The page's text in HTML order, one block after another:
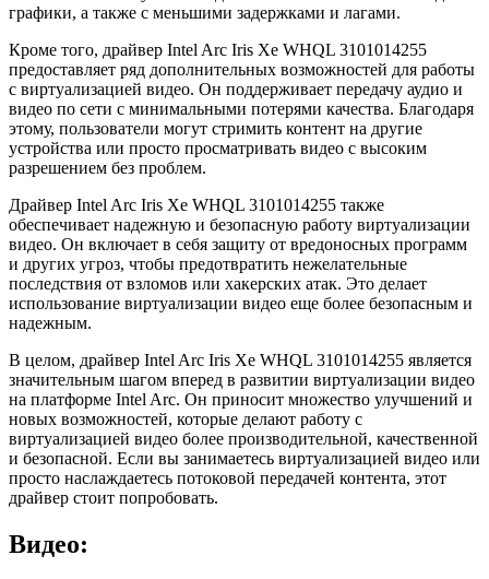
графики, а также с меньшими задержками и лагами.
Кроме того, драйвер Intel Arc Iris Xe WHQL 3101014255
предоставляет ряд дополнительных возможностей для работы
с виртуализацией видео. Он поддерживает передачу аудио и
видео по сети с минимальными потерями качества. Благодаря
этому, пользователи могут стримить контент на другие
устройства или просто просматривать видео с высоким
разрешением без проблем.
Драйвер Intel Arc Iris Xe WHQL 3101014255 также
обеспечивает надежную и безопасную работу виртуализации
видео. Он включает в себя защиту от вредоносных программ
и других угроз, чтобы предотвратить нежелательные
последствия от взломов или хакерских атак. Это делает
использование виртуализации видео еще более безопасным и
надежным.
В целом, драйвер Intel Arc Iris Xe WHQL 3101014255 является
значительным шагом вперед в развитии виртуализации видео
на платформе Intel Arc. Он приносит множество улучшений и
новых возможностей, которые делают работу с
виртуализацией видео более производительной, качественной
и безопасной. Если вы занимаетесь виртуализацией видео или
просто наслаждаетесь потоковой передачей контента, этот
драйвер стоит попробовать.
Видео: